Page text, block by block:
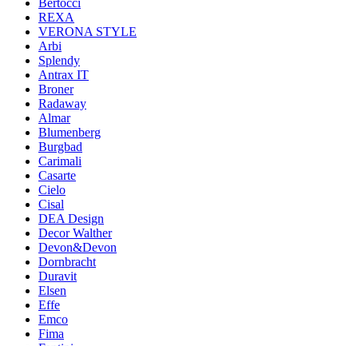
Bertocci
REXA
VERONA STYLE
Arbi
Splendy
Antrax IT
Broner
Radaway
Almar
Blumenberg
Burgbad
Carimali
Casarte
Cielo
Cisal
DEA Design
Decor Walther
Devon&Devon
Dornbracht
Duravit
Elsen
Effe
Emco
Fima